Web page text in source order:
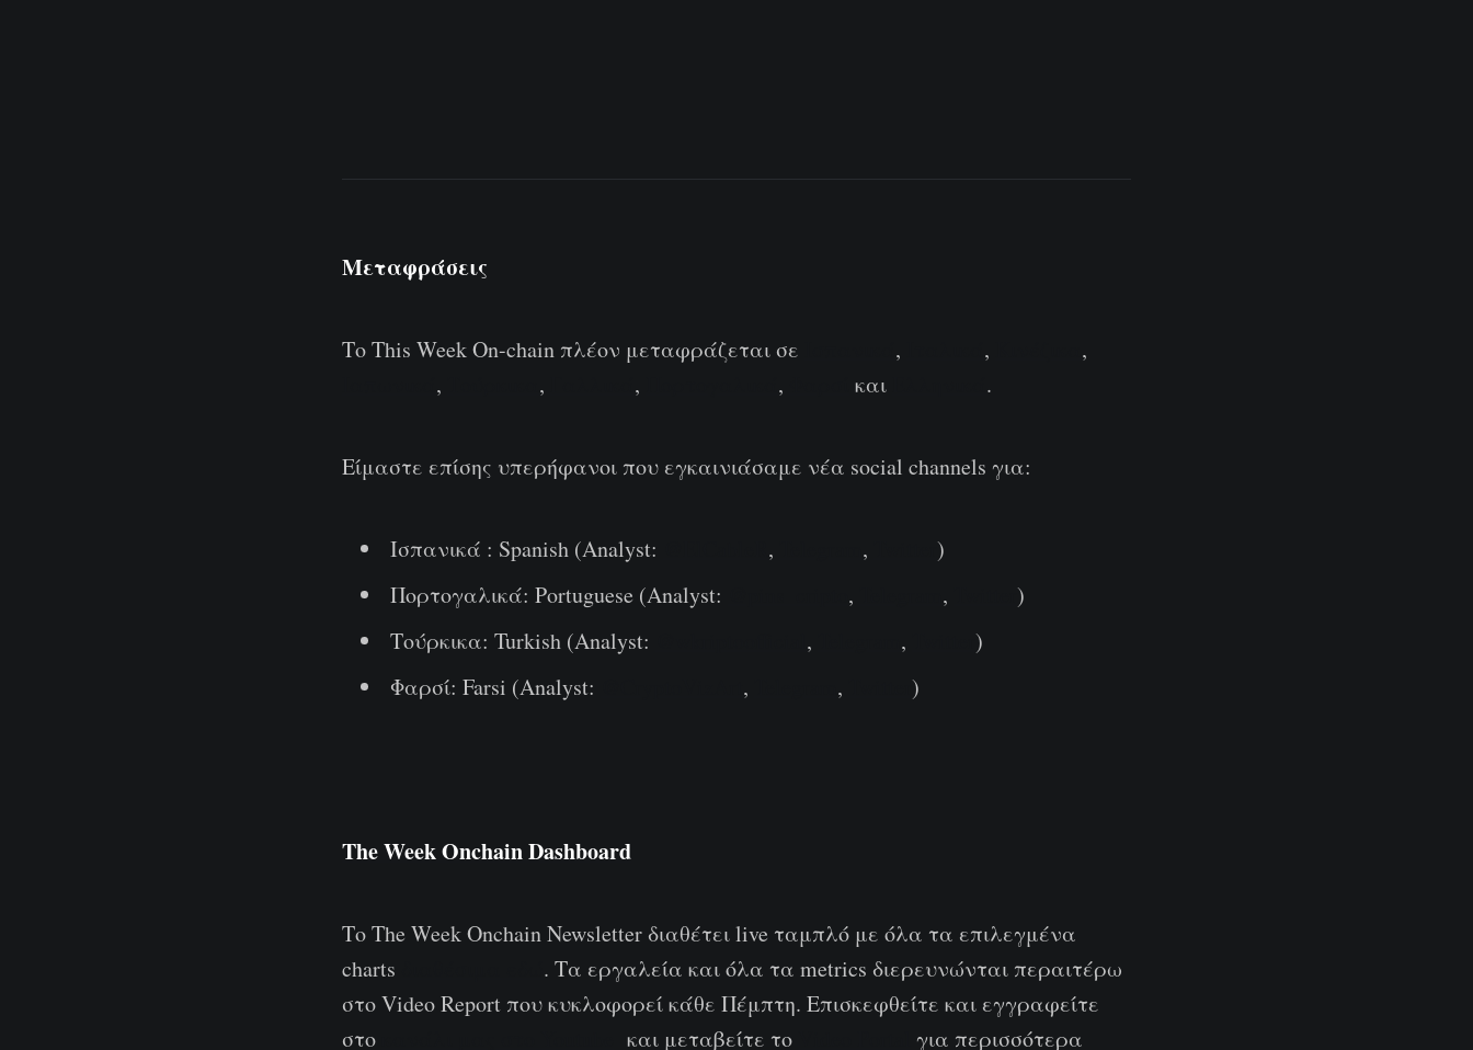
Μεταφράσεις
Το This Week On-chain πλέον μεταφράζεται σε , ,
,
, , , , και .
Είμαστε επίσης υπερήφανοι που εγκαινιάσαμε νέα social channels για:
Ισπανικά : Spanish (Analyst: , ,
)
Πορτογαλικά: Portuguese (Analyst:
, ,
)
Τούρκικα: Turkish (Analyst:
, ,
)
Φαρσί: Farsi (Analyst:
, , )
The Week Onchain Dashboard
Το The Week Onchain Newsletter διαθέτει live ταμπλό με όλα τα επιλεγμένα
charts
. Τα εργαλεία και όλα τα metrics διερευνώνται περαιτέρω
στο Video Report που κυκλοφορεί κάθε Πέμπτη. Επισκεφθείτε και εγγραφείτε
στο
και μεταβείτε το
για περισσότερα